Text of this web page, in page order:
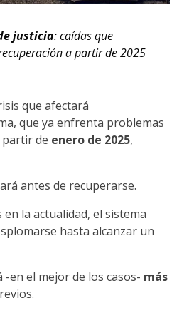
justicia: caídas que
a partir de 2025
que afectará
que ya enfrenta problemas
partir de enero de 2025,
antes de recuperarse.
en la actualidad, el sistema
hasta alcanzar un
en el mejor de los casos- más